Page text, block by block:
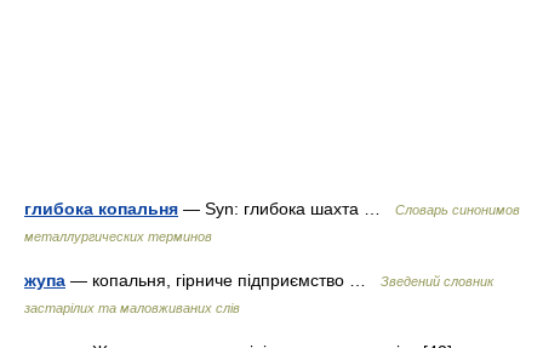
глибока копальня — Syn: глибока шахта …
Словарь синонимов
металлургических терминов
жупа — копальня, гірниче підприємство …
Зведений словник
застарілих та маловживаних слів